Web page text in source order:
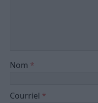
Nom *
Courriel *